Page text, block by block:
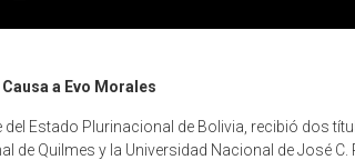
a Evo Morales
del Estado Plurinacional de Bolivia, recibió dos
de Quilmes y la Universidad Nacional de José C.